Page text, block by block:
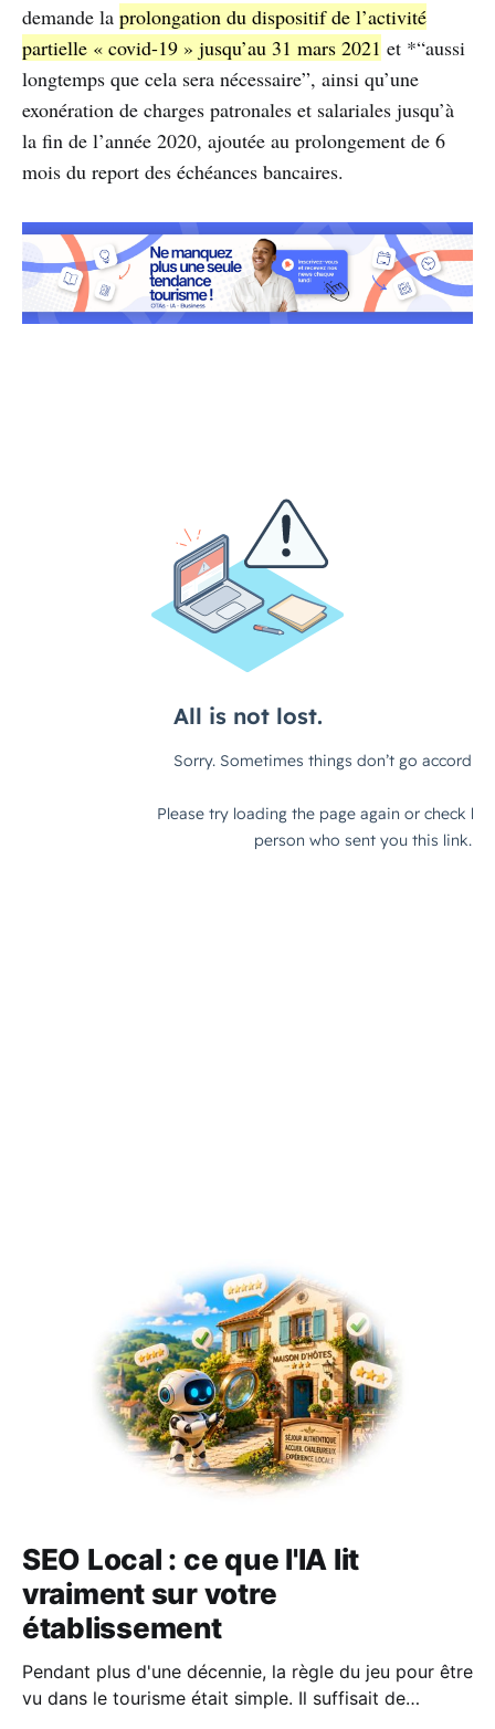
demande la prolongation du dispositif de l’activité
partielle « covid-19 » jusqu’au 31 mars 2021 et *“aussi
longtemps que cela sera nécessaire”, ainsi qu’une
exonération de charges patronales et salariales jusqu’à
la fin de l’année 2020, ajoutée au prolongement de 6
mois du report des échéances bancaires.
SEO Local : ce que l'IA lit
vraiment sur votre
établissement
Pendant plus d'une décennie, la règle du jeu pour être
vu dans le tourisme était simple. Il suffisait de